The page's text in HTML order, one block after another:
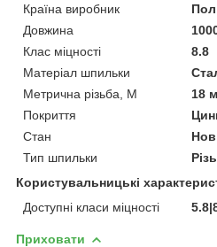
Країна виробник
Довжина
Клас міцності
8.8
Матеріал шпильки
Метрична різьба, М
18
Покриття
Стан
Тип шпильки
Користувальницькі
Доступні класи міцності
Приховати